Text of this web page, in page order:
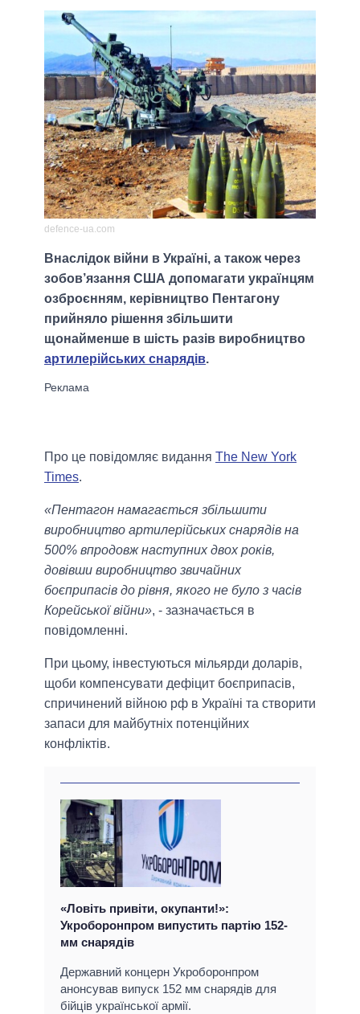
defence-ua.com
Внаслідок війни в Україні, а також через
зобов’язання США допомагати українцям
озброєнням, керівництво Пентагону
прийняло рішення збільшити
щонайменше в шість разів виробництво
артилерійських снарядів.
Про це повідомляє видання The New York
Times.
«Пентагон намагається збільшити
виробництво артилерійських снарядів на
500% впродовж наступних двох років,
довівши виробництво звичайних
боєприпасів до рівня, якого не було з часів
Корейської війни», - зазначається в
повідомленні.
При цьому, інвестуються мільярди доларів,
щоби компенсувати дефіцит боєприпасів,
спричинений війною рф в Україні та створити
запаси для майбутніх потенційних
конфліктів.
«Ловіть привіти, окупанти!»:
Укроборонпром випустить партію 152-
мм снарядів
Державний концерн Укроборонпром
анонсував випуск 152 мм снарядів для
бійців української армії.